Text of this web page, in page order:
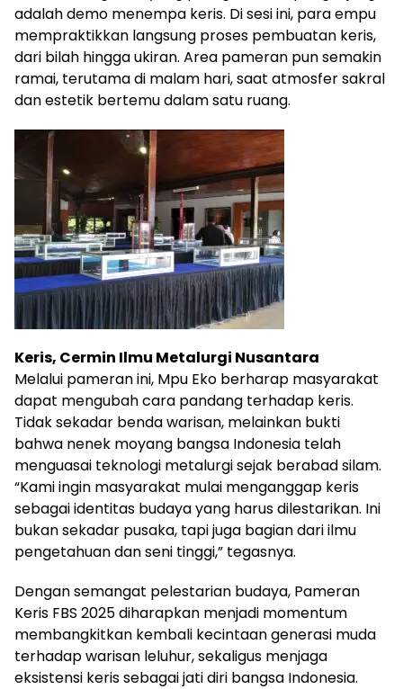
adalah demo menempa keris. Di sesi ini, para empu
mempraktikkan langsung proses pembuatan keris,
dari bilah hingga ukiran. Area pameran pun semakin
ramai, terutama di malam hari, saat atmosfer sakral
dan estetik bertemu dalam satu ruang.
Keris, Cermin Ilmu Metalurgi Nusantara
Melalui pameran ini, Mpu Eko berharap masyarakat
dapat mengubah cara pandang terhadap keris.
Tidak sekadar benda warisan, melainkan bukti
bahwa nenek moyang bangsa Indonesia telah
menguasai teknologi metalurgi sejak berabad silam.
“Kami ingin masyarakat mulai menganggap keris
sebagai identitas budaya yang harus dilestarikan. Ini
bukan sekadar pusaka, tapi juga bagian dari ilmu
pengetahuan dan seni tinggi,” tegasnya.
Dengan semangat pelestarian budaya, Pameran
Keris FBS 2025 diharapkan menjadi momentum
membangkitkan kembali kecintaan generasi muda
terhadap warisan leluhur, sekaligus menjaga
eksistensi keris sebagai jati diri bangsa Indonesia.